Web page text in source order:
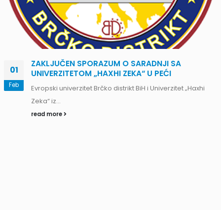
01
Feb
ZAKLJUČEN SPORAZUM O SARADNJI SA
UNIVERZITETOM „HAXHI ZEKA“ U PEĆI
Evropski univerzitet Brčko distrikt BiH i Univerzitet „Haxhi
Zeka“ iz...
read more